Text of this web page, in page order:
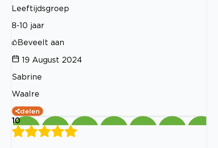
Leeftijdsgroep
8-10 jaar
Beveelt aan
19 August 2024
Sabrine
Waalre
delen
10